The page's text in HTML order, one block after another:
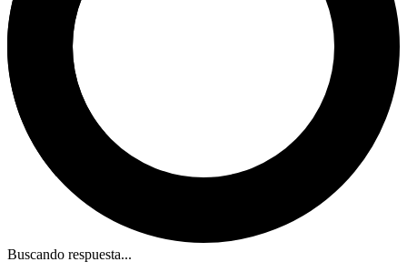
Buscando respuesta...